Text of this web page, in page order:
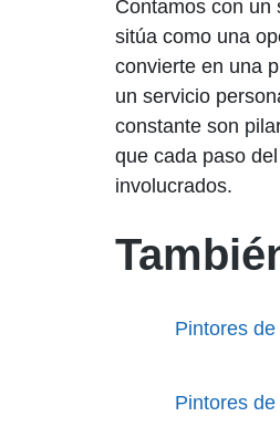
Contamos con un
sitúa como una
convierte en una
un servicio
constante son
que cada paso
involucrados.
Pintores
Pintores